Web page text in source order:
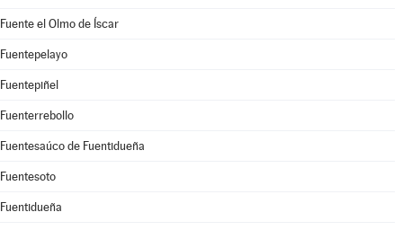
Fuente el Olmo de Íscar
Fuentepelayo
Fuentepiñel
Fuenterrebollo
Fuentesaúco de Fuentidueña
Fuentesoto
Fuentidueña